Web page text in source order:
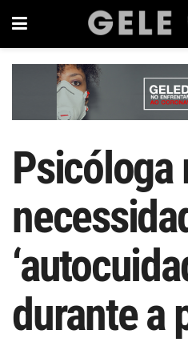
Psicóloga
durante a